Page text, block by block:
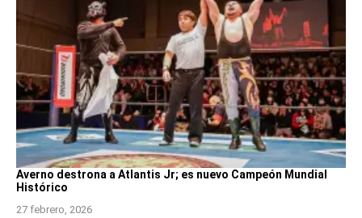
Averno destrona a Atlantis Jr; es nuevo Campeón Mundial
Histórico
27 febrero, 2026